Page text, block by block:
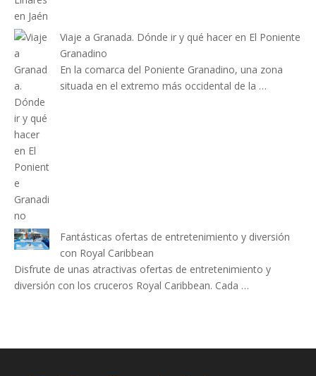
Viaje a Granada. Dónde ir y qué hacer en El Poniente
Granadino
En la comarca del Poniente Granadino, una zona
situada en el extremo más occidental de la …
Fantásticas ofertas de entretenimiento y diversión
con Royal Caribbean
Disfrute de unas atractivas ofertas de entretenimiento y
diversión con los cruceros Royal Caribbean. Cada …